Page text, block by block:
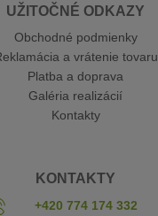
UŽITOČNÉ ODKAZY
Obchodné podmienky
a vrátenie tovaru
Platba a doprava
Galéria realizácií
Kontakty
KONTAKTY
+420 774 174 332